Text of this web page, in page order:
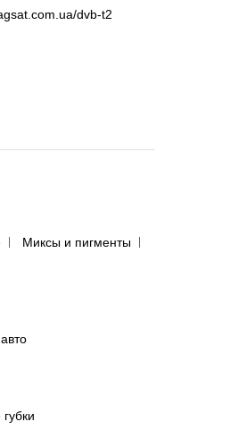
dvb-t2
Миксы и пигменты